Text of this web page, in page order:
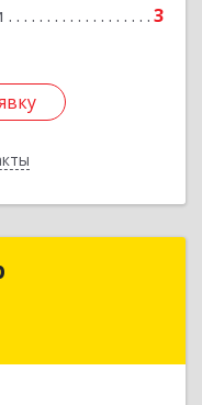
3
Подробнее
Владимир